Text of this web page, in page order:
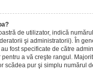
de utilizator, indică
şi administratorii). În
fost specificate de către
a vă creşte rangul.
scădea pur şi simplu numărul